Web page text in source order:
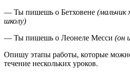
— Ты пишешь о Бетховене (мальчик
школу)
— Ты пишешь о Леонеле Месси (он
Опишу этапы работы, которые
течение нескольких уроков.